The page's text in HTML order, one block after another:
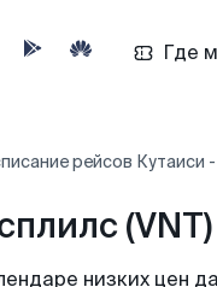
Где
рейсов Кутаиси
(VNT)
низких цен